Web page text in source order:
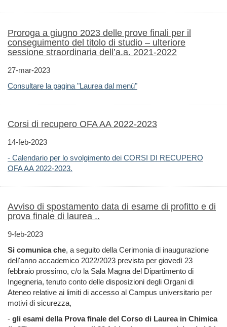
Proroga a giugno 2023 delle prove finali per il
conseguimento del titolo di studio – ulteriore
sessione straordinaria dell’a.a. 2021-2022
27-mar-2023
Consultare la pagina "Laurea dal menù"
Corsi di recupero OFA AA 2022-2023
14-feb-2023
- Calendario per lo svolgimento dei CORSI DI RECUPERO
OFA AA 2022-2023.
Avviso di spostamento data di esame di profitto e di
prova finale di laurea ..
9-feb-2023
Si comunica che, a seguito della Cerimonia di inaugurazione
dell'anno accademico 2022/2023 prevista per giovedì 23
febbraio prossimo, c/o la Sala Magna del Dipartimento di
Ingegneria, tenuto conto delle disposizioni degli Organi di
Ateneo relative ai limiti di accesso al Campus universitario per
motivi di sicurezza,
- gli esami della Prova finale del Corso di Laurea in Chimica